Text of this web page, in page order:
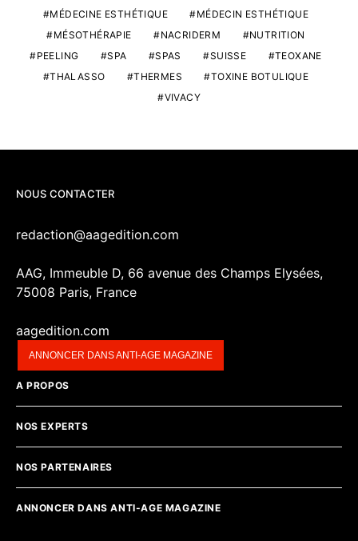
MÉDECINE ESTHÉTIQUE
MÉDECIN ESTHÉTIQUE
MÉSOTHÉRAPIE
NACRIDERM
NUTRITION
PEELING
SPA SPAS SUISSE
TEOXANE
THALASSO
THERMES
TOXINE BOTULIQUE
VIVACY
NOUS CONTACTER
redaction@aagedition.com
AAG, Immeuble D, 66 avenue des Champs Elysées,
75008 Paris, France
aagedition.com
ANNONCER DANS ANTI-AGE MAGAZINE
A PROPOS
NOS EXPERTS
NOS PARTENAIRES
ANNONCER DANS ANTI-AGE MAGAZINE